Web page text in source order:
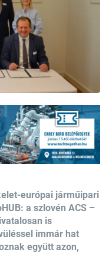
európai járműipari
a szlovén ACS –
is
immár hat
együtt azon,